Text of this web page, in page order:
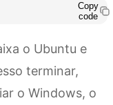
Copy
code
o Ubuntu e
terminar,
o Windows, o